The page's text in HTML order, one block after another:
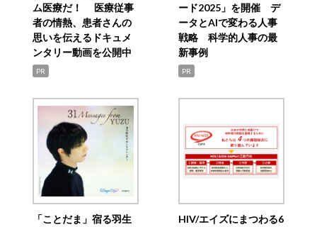
ム医療だ！ 医療従事
者の情熱、患者さんの
思いを伝えるドキュメ
ンタリー動画を公開中
PR
ード2025」を開催 デ
ータとAIで変わる人事
戦略 科学的人事の最
新事例
PR
「ことだま」宿る羽生
HIV/エイズにまつわる6